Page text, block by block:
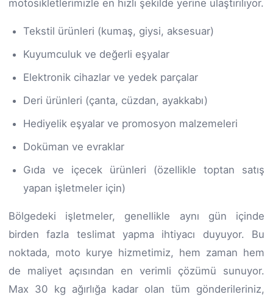
motosikletlerimizle en hızlı şekilde yerine ulaştırılıyor.
Tekstil ürünleri (kumaş, giysi, aksesuar)
Kuyumculuk ve değerli eşyalar
Elektronik cihazlar ve yedek parçalar
Deri ürünleri (çanta, cüzdan, ayakkabı)
Hediyelik eşyalar ve promosyon malzemeleri
Doküman ve evraklar
Gıda ve içecek ürünleri (özellikle toptan satış
yapan işletmeler için)
Bölgedeki işletmeler, genellikle aynı gün içinde
birden fazla teslimat yapma ihtiyacı duyuyor. Bu
noktada, moto kurye hizmetimiz, hem zaman hem
de maliyet açısından en verimli çözümü sunuyor.
Max 30 kg ağırlığa kadar olan tüm gönderileriniz,